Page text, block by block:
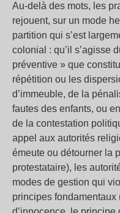
Au-delà des mots, les
rejouent, sur un mode
partition qui s’est
colonial : qu’il s’agisse
préventive » que
répétition ou les
d’immeuble, de la
fautes des enfants, ou
de la contestation
appel aux autorités
émeute ou détourner la
protestataire), les
modes de gestion qui
principes fondamentaux